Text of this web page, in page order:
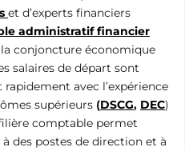
et d’experts financiers
administratif financier
conjoncture économique
salaires de départ sont
avec l’expérience
supérieurs (DSCG, DEC)
comptable permet
des postes de direction et à